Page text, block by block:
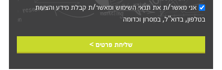
אני מאשר/ת אתתנאי השימושומאשר/ת קבלת מידע והצעות
בטלפון, בדוא"ל, במסרון וכדומה‎‎
שליחת פרטים >